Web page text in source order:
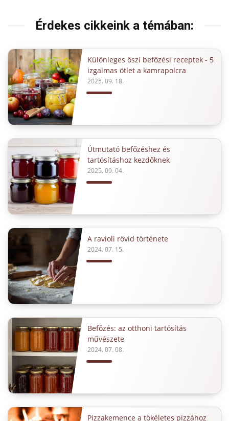
Érdekes cikkeink a témában:
Különleges őszi befőzési receptek - 5
izgalmas ötlet a kamrapolcra
2025. 09. 18.
Útmutató befőzéshez és
tartósításhoz kezdőknek
2025. 09. 04.
A ravioli rövid története
2024. 07. 15.
Befőzés: az otthoni tartósítás
művészete
2024. 07. 08.
Pizzakemence a tökéletes pizzához